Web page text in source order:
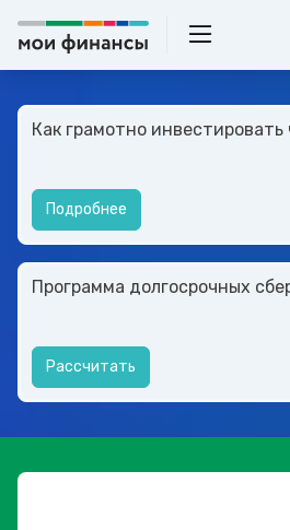
Как грамотно
Подробнее
Программа долгосрочных
Рассчитать